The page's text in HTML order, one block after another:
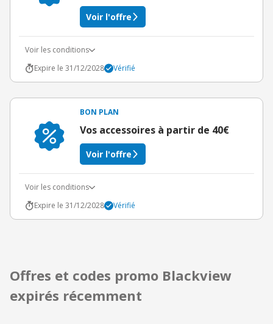
Voir l'offre
Voir les conditions
Expire le 31/12/2028
Vérifié
BON PLAN
Vos accessoires à partir de 40€
Voir l'offre
Voir les conditions
Expire le 31/12/2028
Vérifié
Offres et codes promo Blackview
expirés récemment